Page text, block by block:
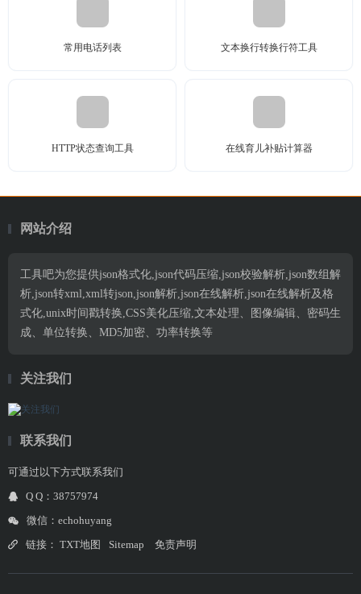
常用电话列表 文本换行转换行符工具
HTTP状态查询工具 在线育儿补贴计算器
网站介绍
工具吧为您提供json格式化,json代码压缩,json校验解析,json数组解
析,json转xml,xml转json,json解析,json在线解析,json在线解析及格
式化,unix时间戳转换,CSS美化压缩,文本处理、图像编辑、密码生
成、单位转换、MD5加密、功率转换等
关注我们
联系我们
可通过以下方式联系我们
Q Q：38757974
微信：echohuyang
链接： TXT地图 Sitemap 免责声明